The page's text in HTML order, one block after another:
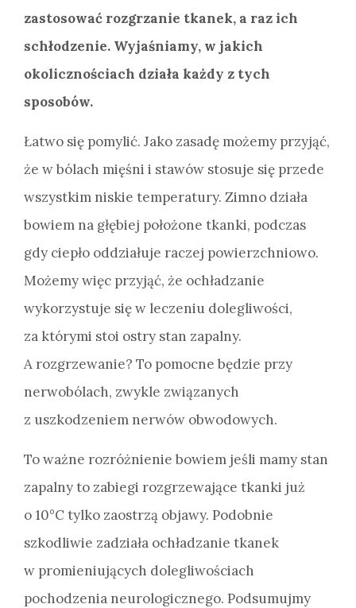
zastosować rozgrzanie tkanek, a raz ich
schłodzenie. Wyjaśniamy, w jakich
okolicznościach działa każdy z tych
sposobów.
Łatwo się pomylić. Jako zasadę możemy przyjąć,
że w bólach mięśni i stawów stosuje się przede
wszystkim niskie temperatury. Zimno działa
bowiem na głębiej położone tkanki, podczas
gdy ciepło oddziałuje raczej powierzchniowo.
Możemy więc przyjąć, że ochładzanie
wykorzystuje się w leczeniu dolegliwości,
za którymi stoi ostry stan zapalny.
A rozgrzewanie? To pomocne będzie przy
nerwobólach, zwykle związanych
z uszkodzeniem nerwów obwodowych.
To ważne rozróżnienie bowiem jeśli mamy stan
zapalny to zabiegi rozgrzewające tkanki już
o 10°C tylko zaostrzą objawy. Podobnie
szkodliwie zadziała ochładzanie tkanek
w promieniujących dolegliwościach
pochodzenia neurologicznego. Podsumujmy